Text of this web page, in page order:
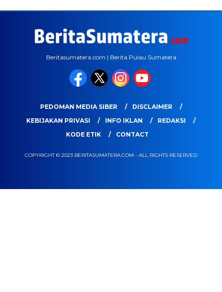
Beritasumatera.com | Berita Pulau Sumatera
PEDOMAN MEDIA SIBER
DISCLAIMER
KEBIJAKAN PRIVASI
INFO IKLAN
REDAKSI
KODE ETIK
CONTACT
COPYRIGHT © 2023 BERITASUMATERA.COM - ALL RIGHTS RESERVED